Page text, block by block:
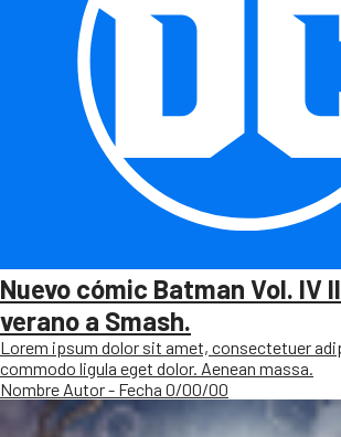
Nuevo cómic Batman Vol. IV
verano a Smash.
Lorem ipsum dolor sit amet, consectetuer
commodo ligula eget dolor. Aenean massa.
Nombre Autor - Fecha 0/00/00